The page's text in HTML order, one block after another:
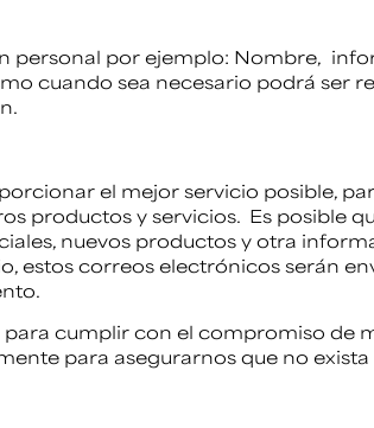
personal por ejemplo: Nombre,
cuando sea necesario podrá ser
el mejor servicio posible,
productos y servicios. Es posible
nuevos productos y otra
estos correos electrónicos serán
cumplir con el compromiso de
para asegurarnos que no